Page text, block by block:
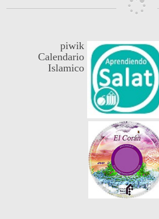
piwik
Calendario
Islamico